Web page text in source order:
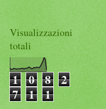
Visualizzazioni
totali
1 0 8 2
7 1 1